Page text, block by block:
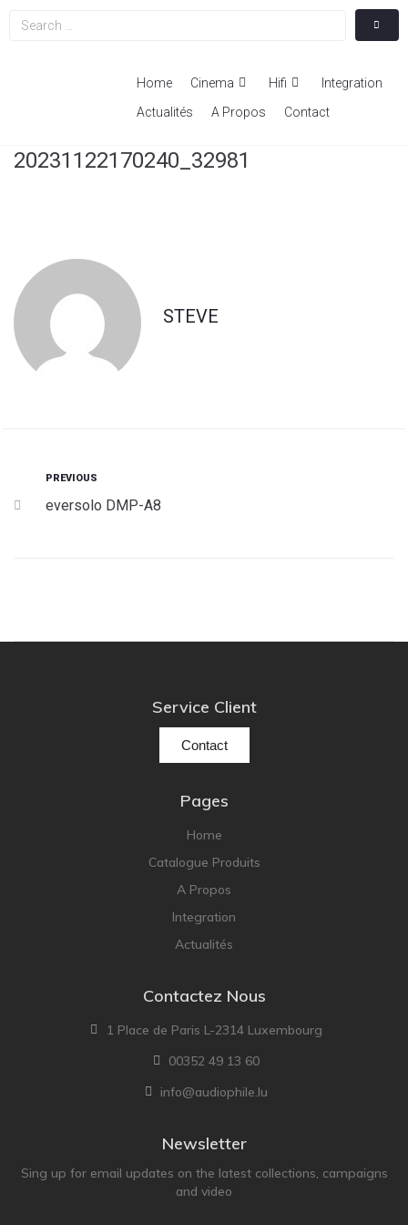
Home Cinema Hifi
Integration
Actualités
A Propos Contact
20231122170240_32981
STEVE
PREVIOUS
eversolo DMP-A8
Service Client
Contact
Pages
Home
Catalogue Produits
A Propos
Integration
Actualités
Contactez Nous
1 Place de Paris L-2314 Luxembourg
00352 49 13 60
info@audiophile.lu
Newsletter
Sing up for email updates on the latest collections, campaigns
and video